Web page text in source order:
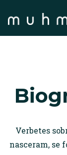
Verbetes
nasceram, se